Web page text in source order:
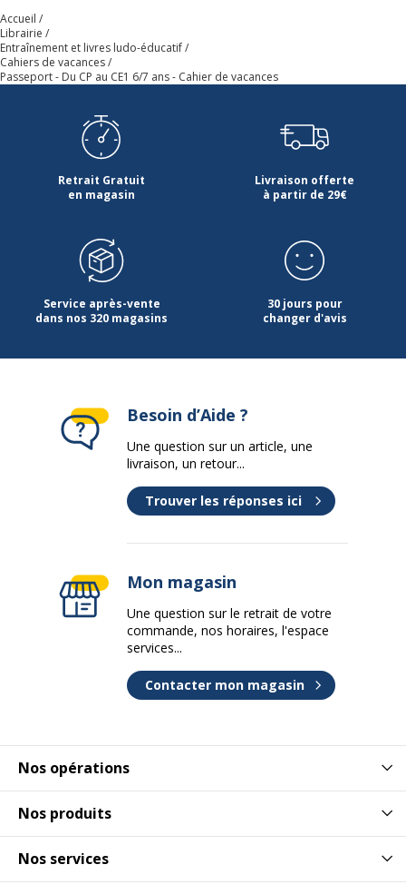
Largeur
Accueil
Librairie
Entraînement et livres ludo-éducatif
Cahiers de vacances
Passeport - Du CP au CE1 6/7 ans - Cahier de vacances
Retrait Gratuit
en magasin
Livraison offerte
à partir de 29€
Service après-vente
dans nos 320 magasins
30 jours pour
changer d'avis
Nos opérations
Nos produits
Nos services
Besoin d’Aide ?
Une question sur un article, une
livraison, un retour...
Trouver les réponses ici
Mon magasin
Une question sur le retrait de votre
commande, nos horaires, l'espace
services...
Contacter mon magasin